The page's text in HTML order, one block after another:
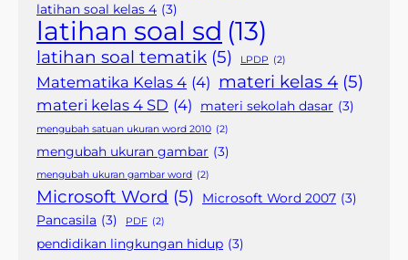
latihan soal kelas 4 (3)
latihan soal sd (13)
latihan soal tematik (5) LPDP (2)
Matematika Kelas 4 (4) materi kelas 4 (5)
materi kelas 4 SD (4) materi sekolah dasar (3)
mengubah satuan ukuran word 2010 (2)
mengubah ukuran gambar (3)
mengubah ukuran gambar word (2)
Microsoft Word (5) Microsoft Word 2007 (3)
Pancasila (3) PDF (2)
pendidikan lingkungan hidup (3)